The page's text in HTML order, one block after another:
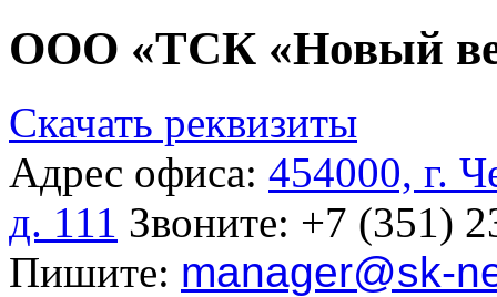
ООО «ТСК «Новый
Скачать реквизиты
Адрес офиса: 454000, г.
д. 111 Звоните: +7 (351)
Пишите: manager@sk-